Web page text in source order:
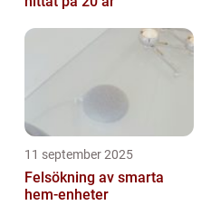
11 september 2025
Felsökning av smarta
hem-enheter